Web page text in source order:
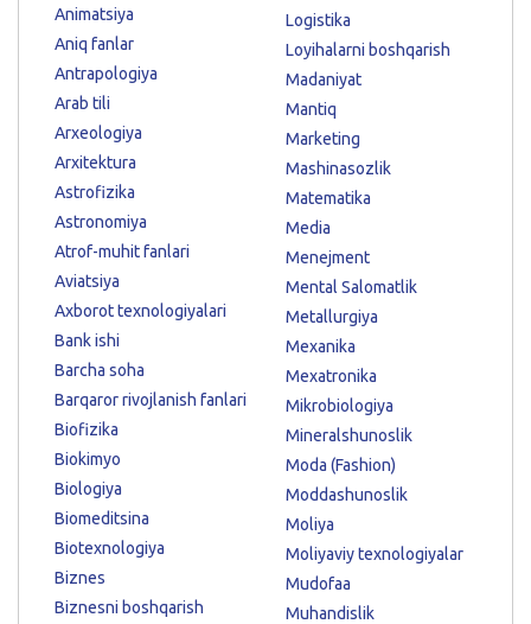
Animatsiya
Aniq fanlar
Antrapologiya
Arab tili
Arxeologiya
Arxitektura
Astrofizika
Astronomiya
Atrof-muhit fanlari
Aviatsiya
Axborot texnologiyalari
Bank ishi
Barcha soha
Barqaror rivojlanish fanlari
Biofizika
Biokimyo
Biologiya
Biomeditsina
Biotexnologiya
Biznes
Biznesni boshqarish
Logistika
Loyihalarni boshqarish
Madaniyat
Mantiq
Marketing
Mashinasozlik
Matematika
Media
Menejment
Mental Salomatlik
Metallurgiya
Mexanika
Mexatronika
Mikrobiologiya
Mineralshunoslik
Moda (Fashion)
Moddashunoslik
Moliya
Moliyaviy texnologiyalar
Mudofaa
Muhandislik